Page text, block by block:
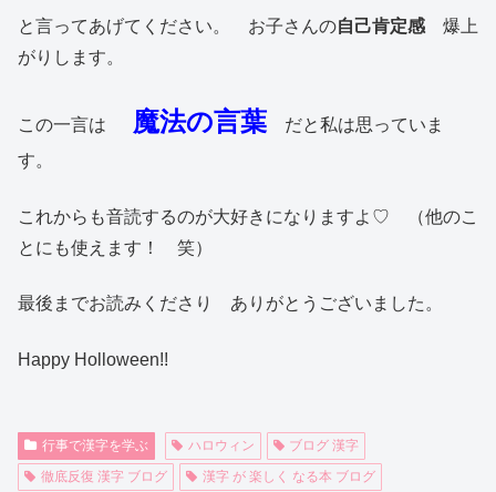
と言ってあげてください。 お子さんの自己肯定感 爆上
がりします。
この一言は 魔法の言葉 だと私は思っていま
す。
これからも音読するのが大好きになりますよ♡ （他のこ
とにも使えます！ 笑）
最後までお読みくださり ありがとうございました。
Happy Holloween!!
行事で漢字を学ぶ ハロウィン
ブログ 漢字
徹底反復 漢字 ブログ
漢字 が 楽しく なる本 ブログ